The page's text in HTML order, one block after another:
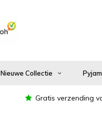
Nieuwe Collectie
Gratis verzending